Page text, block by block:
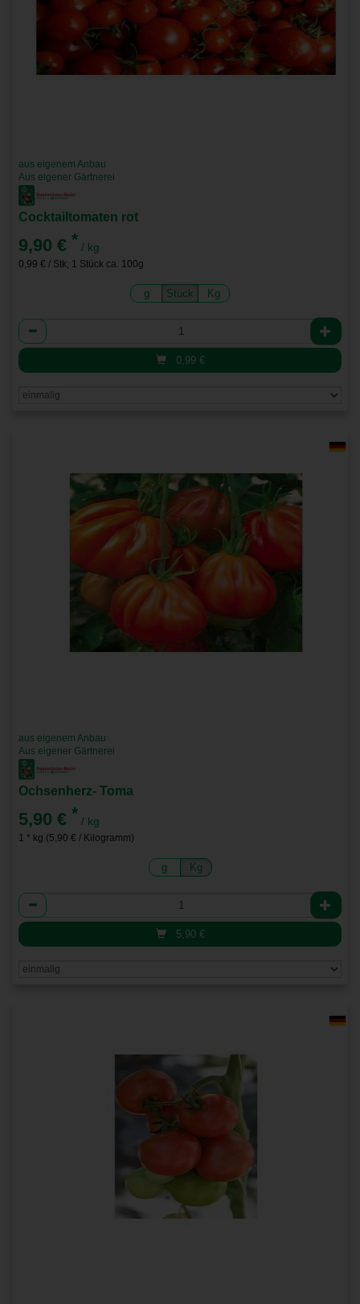
aus eigenem Anbau
Aus eigener Gärtnerei
Cocktailtomaten rot
9,90 € * / kg
0,99 € / Stk, 1 Stück ca. 100g
g Stück Kg
Anzahl
0,99 €
aus eigenem Anbau
Aus eigener Gärtnerei
Ochsenherz- Toma
5,90 € * / kg
1 * kg (5,90 € / Kilogramm)
g Kg
Anzahl
5,90 €